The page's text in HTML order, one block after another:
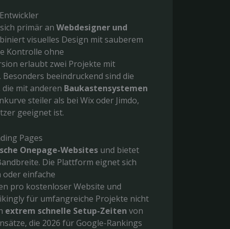
primär an Webdesigner und
visuelles Design mit sauberem
Kontrolle ohne
erlaubt zwei Projekte mit
beeindruckend sind die
mit anderen Baukastensystemen
steiler als bei Wix oder Jimdo,
geeignet ist.
Pages
Onepage-Websites und bietet
Die Plattform eignet sich
einfache
pro kostenloser Website und
für umfangreiche Projekte nicht
extrem schnelle Setup-Zeiten von
die 2026 für Google-Rankings